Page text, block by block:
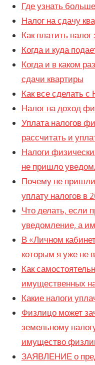
Где узнать
Налог на сдачу
Как платить
Когда и куда
Когда и в каком
сдачи квартиры
Как все сделать с
Налог на доход
Уплата налогов
рассчитать и
Налоги
не пришло
Почему не
уплату налогов в
Что делать, если
уведомление, а
В «Личном
которым я уже не
Как
имущественных
Какие налоги
Физлицо может
земельному
имущество
ЗАЯВЛЕНИЕ о